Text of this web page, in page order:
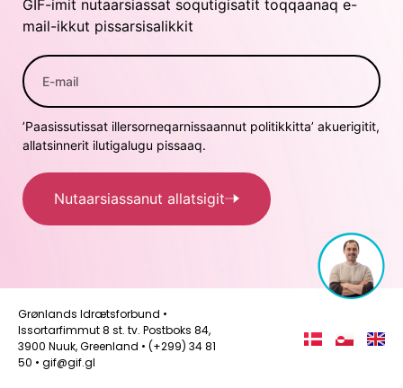
GIF-imit nutaarsiassat soqutigisatit toqqaanaq e-
mail-ikkut pissarsisalikkit
’Paasissutissat illersorneqarnissaannut politikkitta’ akuerigitit,
allatsinnerit ilutigalugu pissaaq.
Nutaarsiassanut allatsigit
Grønlands Idrætsforbund •
Issortarfimmut 8 st. tv. Postboks 84,
3900 Nuuk, Greenland • (+299) 34 81
50 • gif@gif.gl